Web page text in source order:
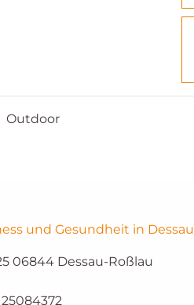
Outdoor
und Gesundheit in Dessau
06844 Dessau-Roßlau